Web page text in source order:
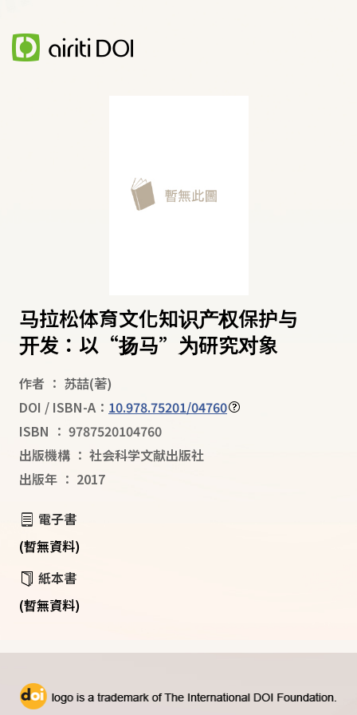
马拉松体育文化知识产权保护与
开发：以“扬马”为研究对象
作者 ： 苏喆(著)
DOI / ISBN-A： 10.978.75201/04760
ISBN ： 9787520104760
出版機構 ： 社会科学文献出版社
出版年 ： 2017
電子書
(暫無資料)
紙本書
(暫無資料)